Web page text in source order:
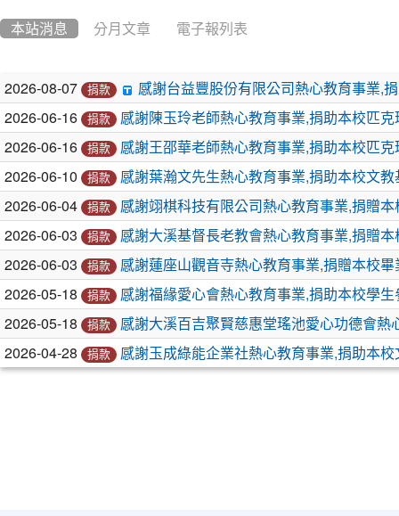
本站消息 分月文章 電子報列表
文
章
列
表
2026-08-07 捐款 感謝台益豐股份有限公司熱心教育事業,
2026-06-16 捐款 感謝陳玉玲老師熱心教育事業,捐助本校匹
2026-06-16 捐款 感謝王邵華老師熱心教育事業,捐助本校匹
2026-06-10 捐款 感謝葉瀚文先生熱心教育事業,捐助本校文
2026-06-04 捐款 感謝翊棋科技有限公司熱心教育事業,捐贈
2026-06-03 捐款 感謝大溪基督長老教會熱心教育事業,捐贈
2026-06-03 捐款 感謝蓮座山觀音寺熱心教育事業,捐贈本校
2026-05-18 捐款 感謝福緣愛心會熱心教育事業,捐助本校學
2026-05-18 捐款 感謝大溪百吉聚賢慈惠堂瑤池愛心功德會
2026-04-28 捐款 感謝玉成綠能企業社熱心教育事業,捐助本